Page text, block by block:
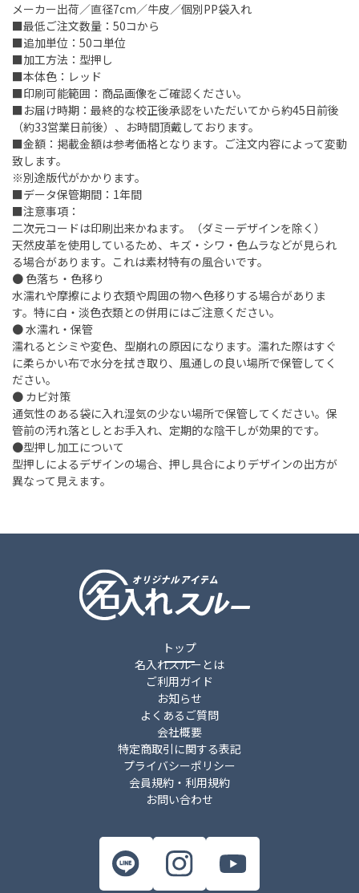
メーカー出荷／直径7cm／牛皮／個別PP袋入れ
■最低ご注文数量：50コから
■追加単位：50コ単位
■加工方法：型押し
■本体色：レッド
■印刷可能範囲：商品画像をご確認ください。
■お届け時期：最終的な校正後承認をいただいてから約45日前後
（約33営業日前後）、お時間頂戴しております。
■金額：掲載金額は参考価格となります。ご注文内容によって変動
致します。
※別途版代がかかります。
■データ保管期間：1年間
■注意事項：
二次元コードは印刷出来かねます。（ダミーデザインを除く）
天然皮革を使用しているため、キズ・シワ・色ムラなどが見られ
る場合があります。これは素材特有の風合いです。
● 色落ち・色移り
水濡れや摩擦により衣類や周囲の物へ色移りする場合がありま
す。特に白・淡色衣類との併用にはご注意ください。
● 水濡れ・保管
濡れるとシミや変色、型崩れの原因になります。濡れた際はすぐ
に柔らかい布で水分を拭き取り、風通しの良い場所で保管してく
ださい。
● カビ対策
通気性のある袋に入れ湿気の少ない場所で保管してください。保
管前の汚れ落としとお手入れ、定期的な陰干しが効果的です。
●型押し加工について
型押しによるデザインの場合、押し具合によりデザインの出方が
異なって見えます。​
トップ
名入れスルーとは
ご利用ガイド
お知らせ
よくあるご質問
会社概要
特定商取引に関する表記
プライバシーポリシー
会員規約・利用規約
お問い合わせ